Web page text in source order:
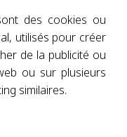
des cookies ou
utilisés pour créer
de la publicité ou
ou sur plusieurs
similaires.